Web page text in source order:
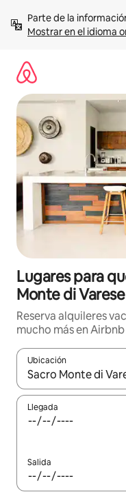
contenidoMostrar en el idioma
Lugares para
Monte di Varese
Reserva alquileres
mucho más en Airbnb
Ubicación
Cuando los
Llegada
Salida